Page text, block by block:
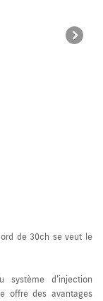
de 30ch se veut le
système d'injection
offre des avantages